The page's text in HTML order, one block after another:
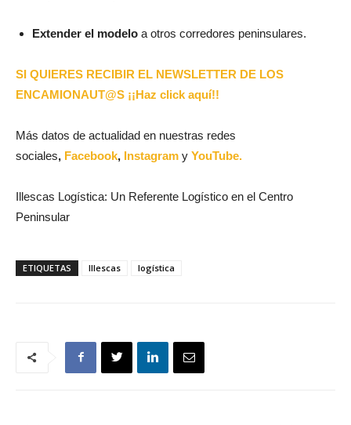
Extender el modelo a otros corredores peninsulares.
SI QUIERES RECIBIR EL NEWSLETTER DE LOS
ENCAMIONAUT@S ¡¡Haz click aquí!!
Más datos de actualidad en nuestras redes
sociales, Facebook, Instagram y YouTube.
Illescas Logística: Un Referente Logístico en el Centro
Peninsular
ETIQUETAS Illescas logística